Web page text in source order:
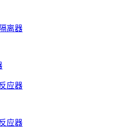
离器
应器
应器